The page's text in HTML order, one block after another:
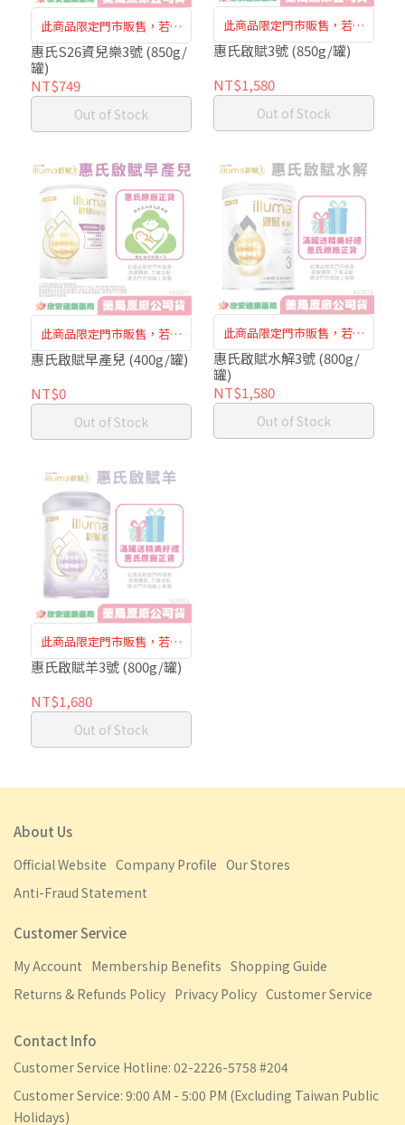
此商品限定門市販售，若需
購買、了解活動，請洽門市
惠氏S26資兒樂3號 (850g/
罐)
NT$749
Out of Stock
此商品限定門市販售，若需
購買、了解活動，請洽門市
惠氏啟賦3號 (850g/罐)
NT$1,580
Out of Stock
此商品限定門市販售，若需
購買，請洽門市人員或是線
惠氏啟賦早產兒 (400g/罐)
NT$0
Out of Stock
此商品限定門市販售，若需
購買、了解活動，請洽門市
惠氏啟賦水解3號 (800g/
罐)
NT$1,580
Out of Stock
此商品限定門市販售，若需
購買、了解活動，請洽門市
惠氏啟賦羊3號 (800g/罐)
NT$1,680
Out of Stock
About Us
Official Website Company Profile Our Stores
Anti-Fraud Statement
Customer Service
My Account Membership Benefits Shopping Guide
Returns & Refunds Policy Privacy Policy Customer Service
Contact Info
Customer Service Hotline: 02-2226-5758 #204
Customer Service: 9:00 AM - 5:00 PM (Excluding Taiwan Public
Holidays)